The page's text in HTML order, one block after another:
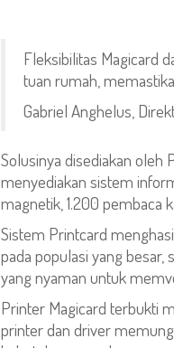
Fleksibilitas Magicard
tuan rumah,
Gabriel Anghelus,
Solusinya disediakan oleh
menyediakan sistem
magnetik, 1.200 pembaca
Sistem Printcard
pada populasi yang
yang nyaman untuk
Printer Magicard terbukti
printer dan driver